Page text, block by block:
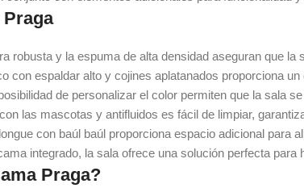
Praga
robusta y la espuma de alta densidad aseguran que
con espaldar alto y cojines aplatanados proporciona
de personalizar el color permiten que la sala
las mascotas y antifluidos es fácil de limpiar,
con baúl baúl proporciona espacio adicional para
integrado, la sala ofrece una solución perfecta
Praga?